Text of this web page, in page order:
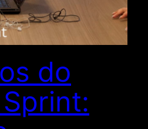
do